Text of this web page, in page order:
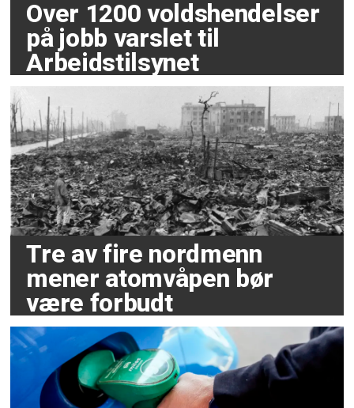
Over 1200 voldshendelser
på jobb varslet til
Arbeidstilsynet
Tre av fire nordmenn
mener atomvåpen bør
være forbudt